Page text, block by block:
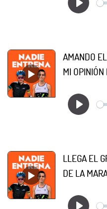
AMANDO
MI
LLEGA EL
DE LA